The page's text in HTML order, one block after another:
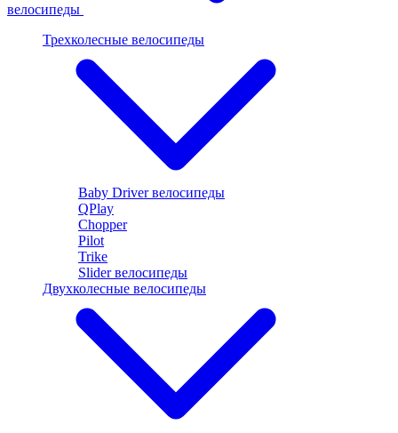
велосипеды
Трехколесные велосипеды
Baby Driver велосипеды
QPlay
Chopper
Pilot
Trike
Slider велосипеды
Двухколесные велосипеды